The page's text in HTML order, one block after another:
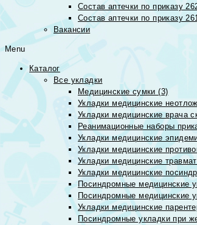
Состав аптечки по приказу
Состав аптечки по приказу
Вакансии
Menu
Каталог
Все укладки
Медицинские сумки (3)
Укладки медицинские
Укладки медицинские врача
Реанимационные наборы
Укладки медицинские
Укладки медицинские
Укладки медицинские
Укладки медицинские
Посиндромные медицинские
Посиндромные медицинские
Укладки медицинские
Посиндромные укладки при